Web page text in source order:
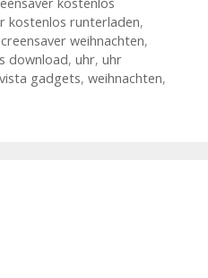
kostenlos runterladen,
weihnachten,
download, uhr, uhr
vista gadgets, weihnachten,